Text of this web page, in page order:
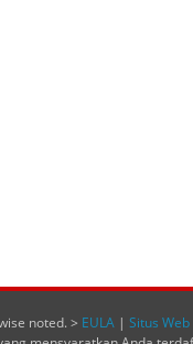
noted. > EULA | Situs